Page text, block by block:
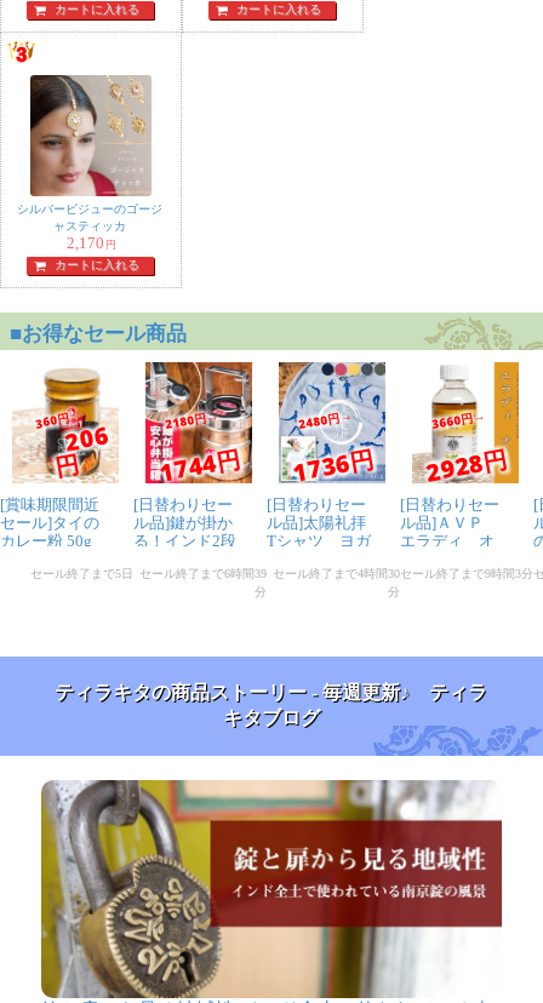
カートに入れる カートに入れる
シルバービジューのゴージ
ャスティッカ
2,170 円
カートに入れる
ティラキタの商品ストーリー - 毎週更新♪ ティラ
キタブログ